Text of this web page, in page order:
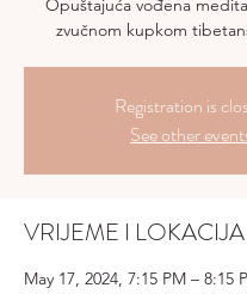
Opuštajuća vođena
zvučnom kupkom
Registration is
See other
VRIJEME I LOKACIJA
May 17, 2024, 7:15 PM – 8:15